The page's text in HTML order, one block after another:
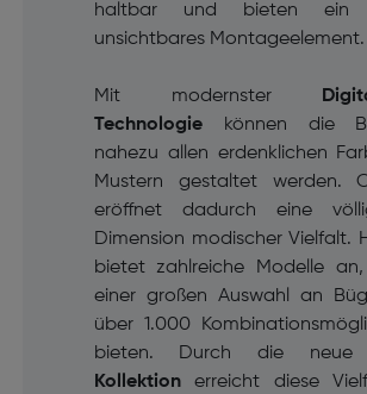
haltbar und bieten ein
unsichtbares Montageelement.
Mit modernster
Technologiekönnen die
nahezu allen erdenklichen
Mustern gestaltet werden.
eröffnet dadurch eine
Dimension modischer Vielfalt.
bietet zahlreiche Modelle
einer großen Auswahl an
über 1.000
bieten. Durch die
Kollektionerreicht diese